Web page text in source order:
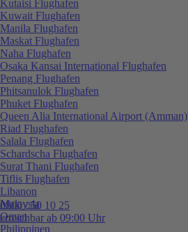
0800 / 50 10 25
erreichbar ab 09:00 Uhr
Kutaisi Flughafen
Kuwait Flughafen
Manila Flughafen
Maskat Flughafen
Naha Flughafen
Osaka Kansai International Flughafen
Penang Flughafen
Phitsanulok Flughafen
Phuket Flughafen
Queen Alia International Airport (Amman)
Riad Flughafen
Salala Flughafen
Schardscha Flughafen
Surat Thani Flughafen
Tiflis Flughafen
Libanon
Malaysia
Oman
Philippinen